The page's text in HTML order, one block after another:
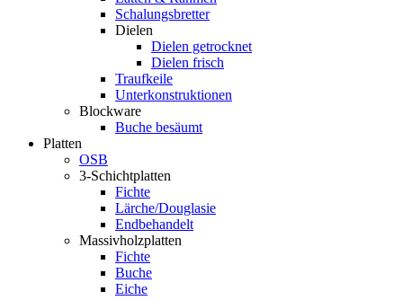
Schalungsbretter
Dielen
Dielen getrocknet
Dielen frisch
Traufkeile
Unterkonstruktionen
Blockware
Buche besäumt
Platten
OSB
3-Schichtplatten
Fichte
Lärche/Douglasie
Endbehandelt
Massivholzplatten
Fichte
Buche
Eiche